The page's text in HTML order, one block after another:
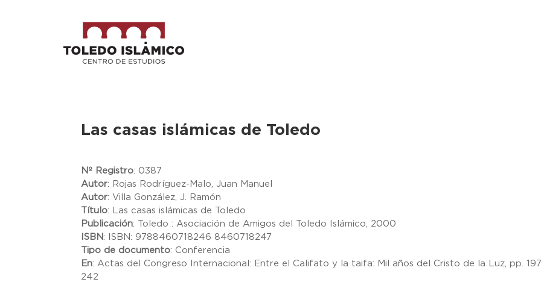
Las casas islámicas de Toledo
Nº Registro:0387
Autor: Rojas Rodríguez-Malo, Juan Manuel
Autor: Villa González, J. Ramón
Título: Las casas islámicas de Toledo
Publicación:
Toledo : Asociación de Amigos del Toledo Islámico, 2000
ISBN:
ISBN: 9788460718246 8460718247
Tipo de documento: Conferencia
En:Actas del Congreso Internacional: Entre el Califato y la taifa: Mil años del Cristo de la Luz, pp.
242